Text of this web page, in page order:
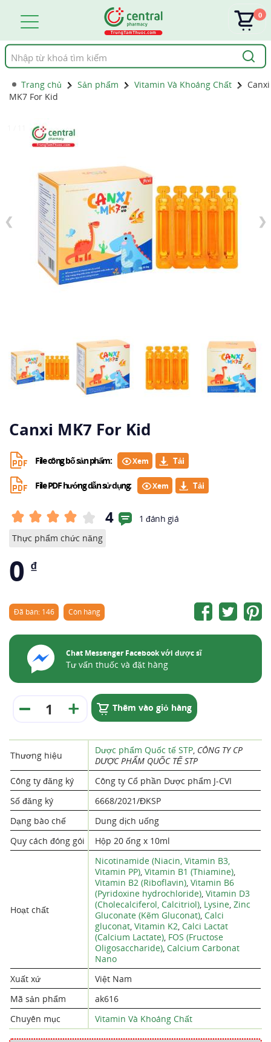
Tìm
kiếm
0
Trang chủ Sản phẩm Vitamin Và Khoáng Chất
Canxi
MK7 For Kid
❮ ❯
Canxi MK7 For Kid
File công bố sản phẩm: Xem
File PDF hướng dẫn sử dụng: Xem
4
1 đánh giá
Thực phẩm chức năng
0 ₫
Đã bán: 146 Còn hàng
Chat Messenger Facebook với dược sĩ
Tư vấn thuốc và đặt hàng
Thêm vào giỏ hàng
Thương hiệu Dược phẩm Quốc tế STP, CÔNG TY CP
DƯỢC PHẨM QUỐC TẾ STP
Công ty đăng ký
Công ty Cổ phần Dược phẩm J-CVI
Số đăng ký
6668/2021/ĐKSP
Dạng bào chế
Dung dịch uống
Quy cách đóng gói
Hộp 20 ống x 10ml
Hoạt chất
Nicotinamide (Niacin, Vitamin B3,
Vitamin PP), Vitamin B1 (Thiamine),
Vitamin B2 (Riboflavin), Vitamin B6
(Pyridoxine hydrochloride), Vitamin D3
(Cholecalciferol, Calcitriol), Lysine, Zinc
Gluconate (Kẽm Gluconat), Calci
gluconat, Vitamin K2, Calci Lactat
(Calcium Lactate), FOS (Fructose
Oligosaccharide), Calcium Carbonat
Nano
Xuất xứ
Việt Nam
Mã sản phẩm
ak616
Chuyên mục
Vitamin Và Khoáng Chất